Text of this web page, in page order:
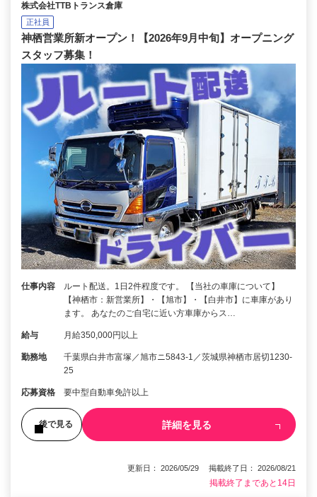
株式会社TTBトランス倉庫
正社員
神栖営業所新オープン！【2026年9月中旬】オープニング
スタッフ募集！
仕事内容
ルート配送。1日2件程度です。 【当社の車庫について】
【神栖市：新営業所】・【旭市】・【白井市】に車庫があり
ます。 あなたのご自宅に近い方車庫からス…
給与 月給350,000円以上
勤務地
千葉県白井市富塚／旭市ニ5843‐1／茨城県神栖市居切1230‐
25
応募資格 要中型自動車免許以上
後で見る 詳細を見る
更新日： 2026/05/29 掲載終了日： 2026/08/21
掲載終了まであと14日